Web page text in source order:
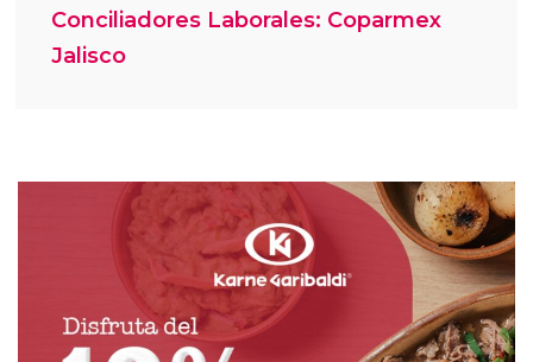
Conciliadores Laborales: Coparmex
Jalisco